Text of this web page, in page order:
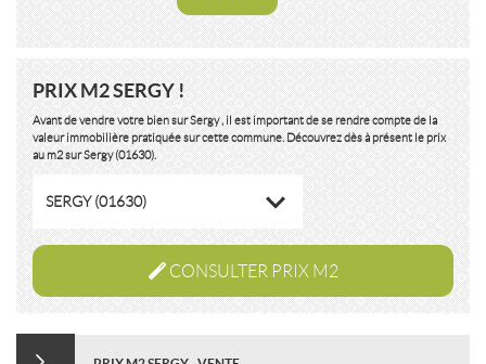
PRIX M2 SERGY !
Avant de vendre votre bien sur Sergy , il est important de se rendre compte de la
valeur immobilière pratiquée sur cette commune. Découvrez dès à présent le prix
au m2 sur Sergy (01630).
SERGY (01630)
CONSULTER PRIX M2